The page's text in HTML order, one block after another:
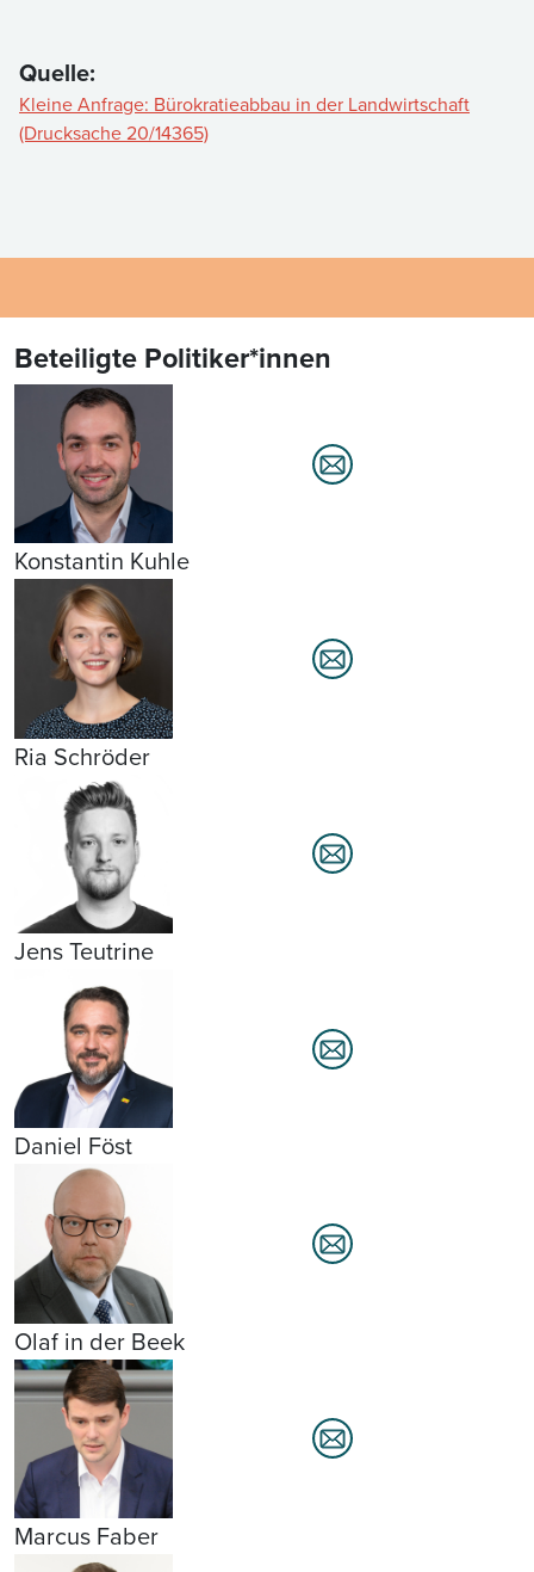
Quelle:
Kleine Anfrage: Bürokratieabbau in der Landwirtschaft
(Drucksache 20/14365)
Beteiligte Politiker*innen
Konstantin Kuhle
Ria Schröder
Jens Teutrine
Daniel Föst
Olaf in der Beek
Marcus Faber